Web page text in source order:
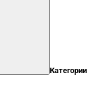
Категории